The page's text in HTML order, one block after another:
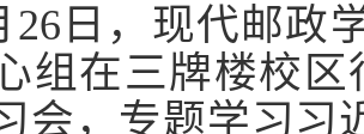
26 日，现代邮政
组在三牌楼校
会，专题学习习